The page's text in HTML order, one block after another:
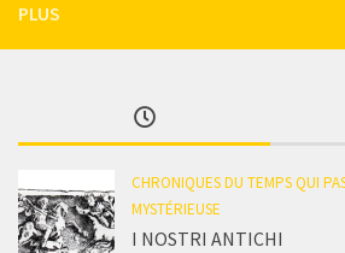
PLUS
CHRONIQUES DU TEMPS QUI
MYSTÉRIEUSE
I NOSTRI ANTICHI